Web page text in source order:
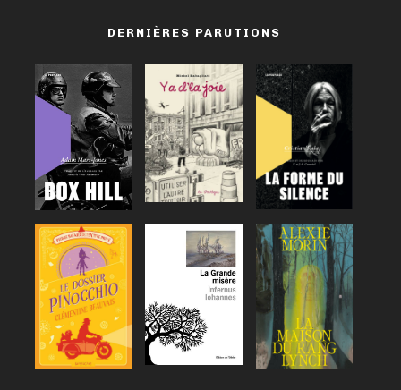
DERNIÈRES PARUTIONS